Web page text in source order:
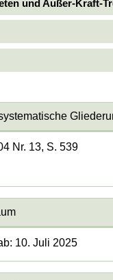
und Außer-Kraft-
Nr. 13, S. 539
10. Juli 2025